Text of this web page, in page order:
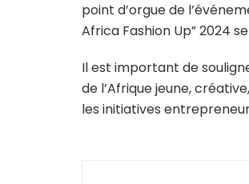
point d’orgue de
Africa Fashion Up” 2024
Il est important de
de l’Afrique jeune,
les initiatives